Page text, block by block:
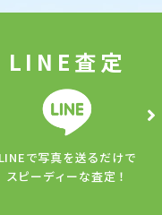
LINE査定
LINEで写真を送るだけで
スピーディーな査定！